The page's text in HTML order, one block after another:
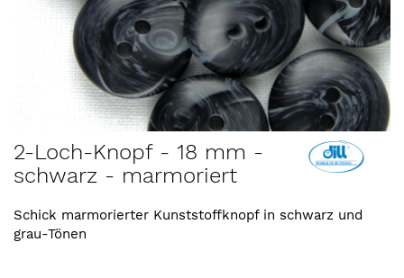
Anfang
der
springen
2-Loch-Knopf - 18 mm -
schwarz - marmoriert
Schick marmorierter Kunststoffknopf in schwarz und
grau-Tönen